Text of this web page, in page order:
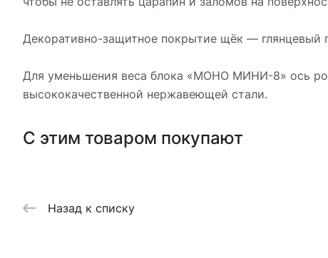
Декоративно-защитное покрытие щёк — глянцевый
Для уменьшения веса блока «МОНО МИНИ-8» ось
высококачественной нержавеющей стали.
С этим товаром покупают
Назад к списку